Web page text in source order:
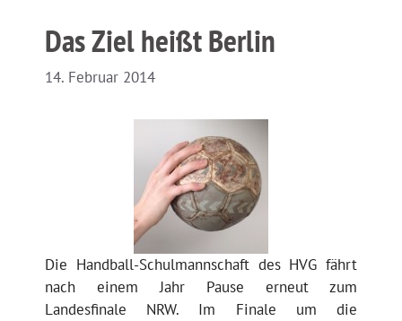
Das Ziel heißt Berlin
14. Februar 2014
Die Handball-Schulmannschaft des HVG fährt
nach einem Jahr Pause erneut zum
Landesfinale NRW. Im Finale um die